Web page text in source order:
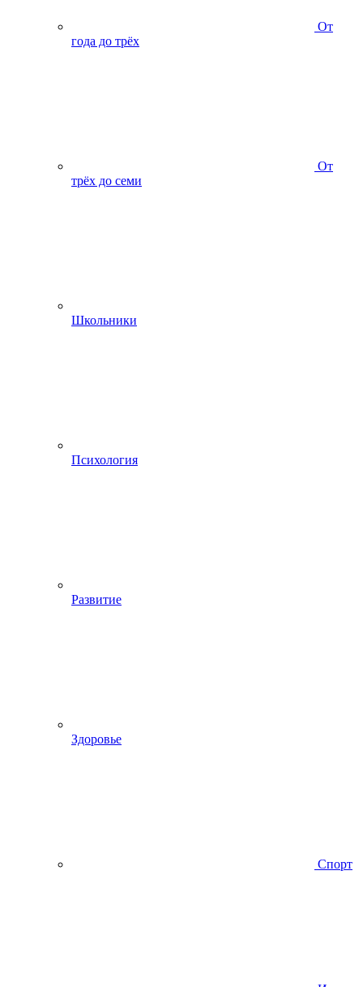
От
года до трёх
От
трёх до семи
Школьники
Психология
Развитие
Здоровье
Спорт